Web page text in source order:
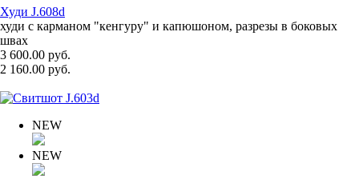
Худи J.608d
худи с карманом "кенгуру" и капюшоном, разрезы в боковых
швах
3 600.00 руб.
2 160.00 руб.
NEW
NEW